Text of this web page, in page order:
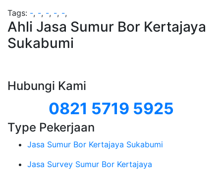
Tags: -, -, -, -, -,
Ahli Jasa Sumur Bor Kertajaya
Sukabumi
Hubungi Kami
0821 5719 5925
Type Pekerjaan
Jasa Sumur Bor Kertajaya Sukabumi
Jasa Survey Sumur Bor Kertajaya